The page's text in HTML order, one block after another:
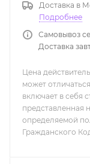
Доставка в
Подробнее
Самовывоз
Доставка
Цена
может
включает в себя
представленная
определяемой
Гражданского